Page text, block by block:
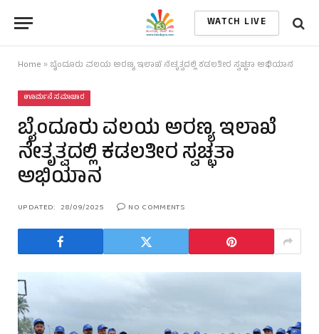
WATCH LIVE
Home » ಬೈಂದೂರು ವಲಯ ಅರಣ್ಯ ಇಲಾಖೆ ನೇತೃತ್ವದಲ್ಲಿ ಕಡಲತೀರ ಸ್ವಚ್ಛತಾ ಅಭಿಯಾನ
ಊರ್ಮನೆ ಸಮಾಚಾರ
ಬೈಂದೂರು ವಲಯ ಅರಣ್ಯ ಇಲಾಖೆ
ನೇತೃತ್ವದಲ್ಲಿ ಕಡಲತೀರ ಸ್ವಚ್ಛತಾ
ಅಭಿಯಾನ
UPDATED: 28/09/2025 NO COMMENTS